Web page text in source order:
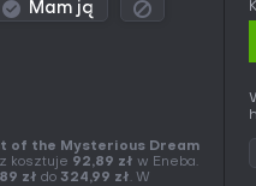
Mam ją
of the Mysterious Dream
kosztuje 92,89 zł w Eneba.
zł do 324,99 zł. W